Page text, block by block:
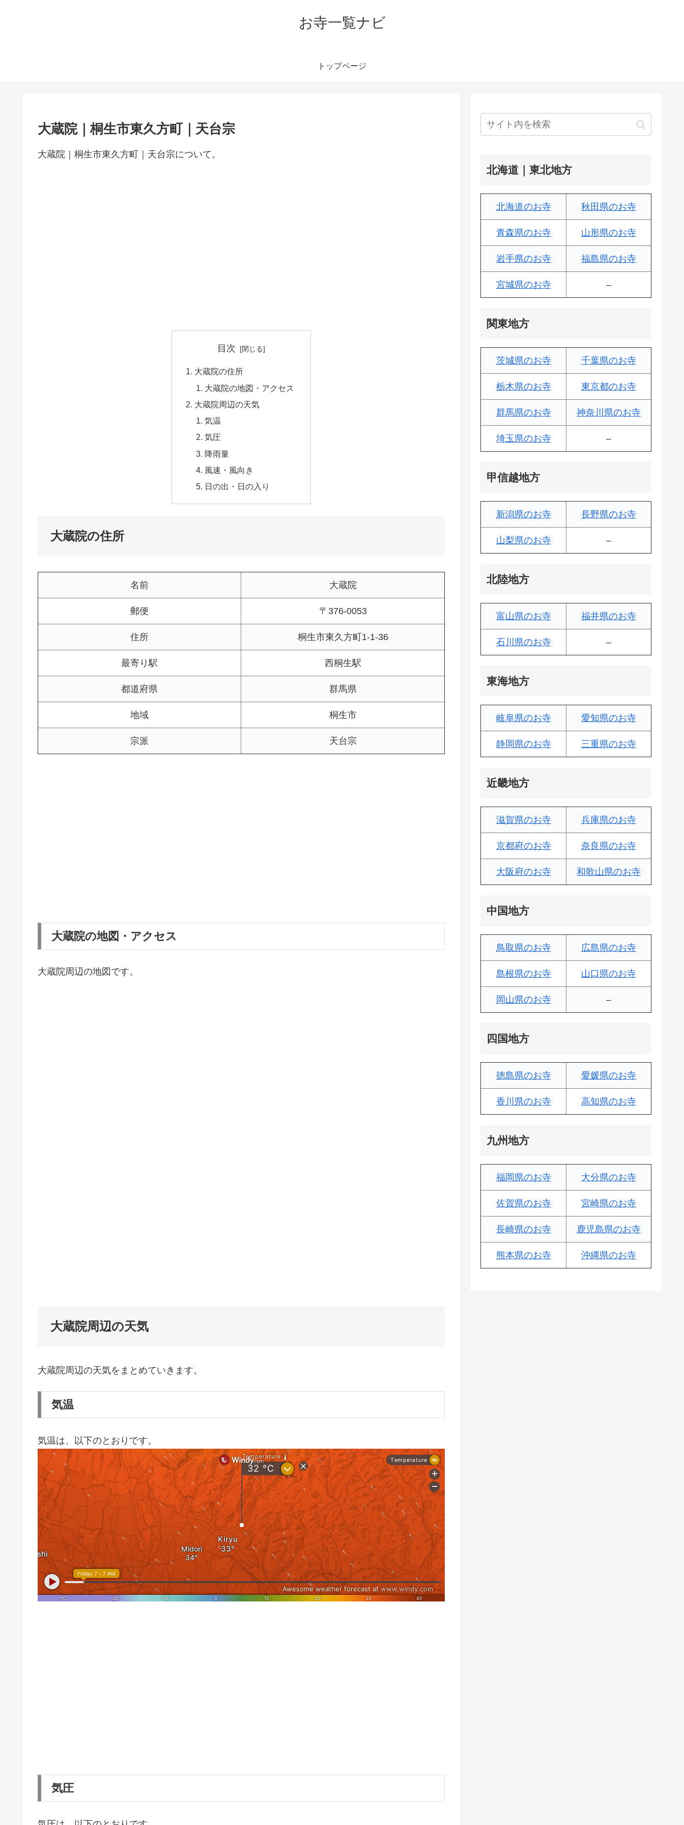
お寺一覧ナビ
トップページ
大蔵院｜桐生市東久方町｜天台宗
大蔵院｜桐生市東久方町｜天台宗について。
目次
大蔵院の住所
大蔵院の地図・アクセス
大蔵院周辺の天気
気温
気圧
降雨量
風速・風向き
日の出・日の入り
大蔵院の住所
名前 大蔵院
郵便 〒376-0053
住所 桐生市東久方町1-1-36
最寄り駅 西桐生駅
都道府県 群馬県
地域 桐生市
宗派 天台宗
大蔵院の地図・アクセス
大蔵院周辺の地図です。
大蔵院周辺の天気
大蔵院周辺の天気をまとめていきます。
気温
気温は、以下のとおりです。
気圧
北海道｜東北地方
北海道のお寺 秋田県のお寺
青森県のお寺 山形県のお寺
岩手県のお寺 福島県のお寺
宮城県のお寺 –
関東地方
茨城県のお寺 千葉県のお寺
栃木県のお寺 東京都のお寺
群馬県のお寺 神奈川県のお寺
埼玉県のお寺 –
甲信越地方
新潟県のお寺 長野県のお寺
山梨県のお寺 –
北陸地方
富山県のお寺 福井県のお寺
石川県のお寺 –
東海地方
岐阜県のお寺 愛知県のお寺
静岡県のお寺 三重県のお寺
近畿地方
滋賀県のお寺 兵庫県のお寺
京都府のお寺 奈良県のお寺
大阪府のお寺 和歌山県のお寺
中国地方
鳥取県のお寺 広島県のお寺
島根県のお寺 山口県のお寺
岡山県のお寺 –
四国地方
徳島県のお寺 愛媛県のお寺
香川県のお寺 高知県のお寺
九州地方
福岡県のお寺 大分県のお寺
佐賀県のお寺 宮崎県のお寺
長崎県のお寺 鹿児島県のお寺
熊本県のお寺 沖縄県のお寺